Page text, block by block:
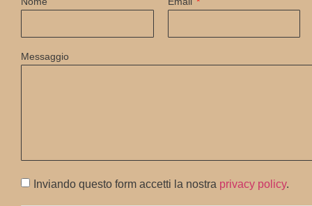
Messaggio
Inviando questo form accetti la nostra privacy policy.